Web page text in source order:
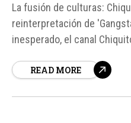
La fusión de culturas:
reinterpretación de
inesperado, el canal
y la serie de televisión
READ MORE